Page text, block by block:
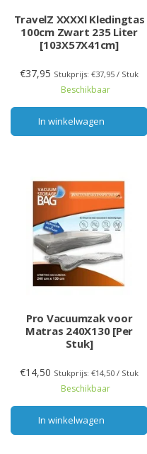
TravelZ XXXXl Kledingtas
100cm Zwart 235 Liter
[103X57X41cm]
€37,95 Stukprijs: €37,95 / Stuk
Beschikbaar
In winkelwagen
Pro Vacuumzak voor
Matras 240X130 [Per
Stuk]
€14,50 Stukprijs: €14,50 / Stuk
Beschikbaar
In winkelwagen